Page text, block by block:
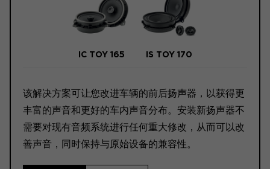
IC TOY 165 IS TOY 170
该解决方案可让您改进车辆的前后扬声器，以获得更
丰富的声音和更好的车内声音分布。安装新扬声器不
需要对现有音频系统进行任何重大修改，从而可以改
善声音，同时保持与原始设备的兼容性。